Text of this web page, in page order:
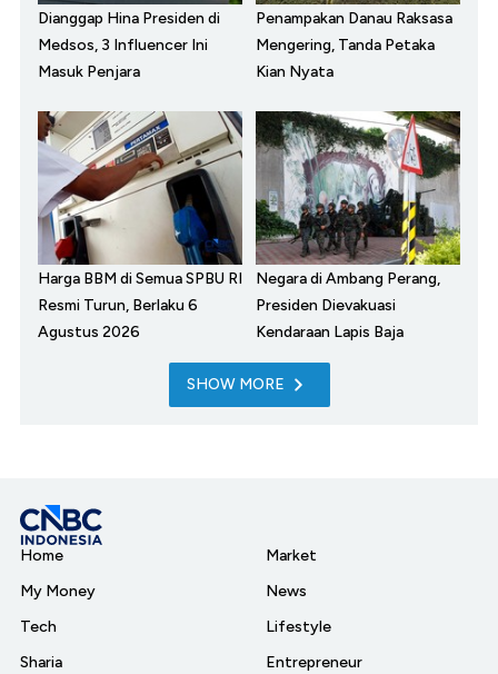
Dianggap Hina Presiden di
Medsos, 3 Influencer Ini
Masuk Penjara
Penampakan Danau Raksasa
Mengering, Tanda Petaka
Kian Nyata
Harga BBM di Semua SPBU RI
Resmi Turun, Berlaku 6
Agustus 2026
Negara di Ambang Perang,
Presiden Dievakuasi
Kendaraan Lapis Baja
SHOW MORE
Home
My Money
Tech
Sharia
Market
News
Lifestyle
Entrepreneur